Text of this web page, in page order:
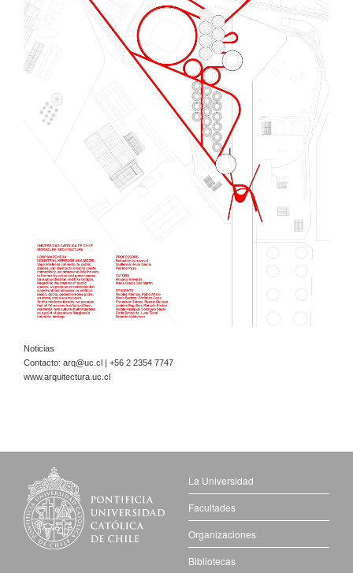
Noticias
Contacto: arq@uc.cl | +56 2 2354 7747
www.arquitectura.uc.cl
La Universidad
Facultades
Organizaciones
Bibliotecas